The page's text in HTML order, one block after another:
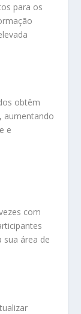
para os
obtêm
aumentando
e
com
sua área de